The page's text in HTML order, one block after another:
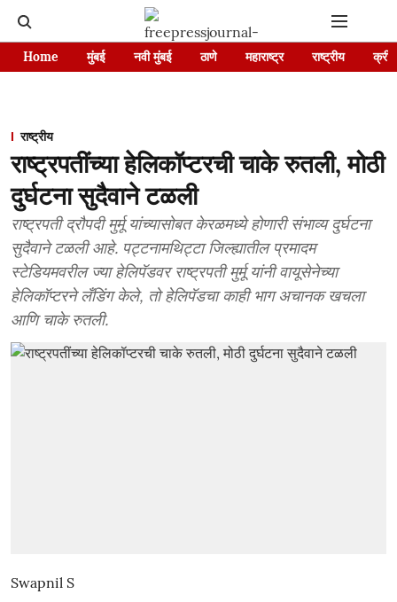
Home मुंबई नवी मुंबई ठाणे महाराष्ट्र राष्ट्रीय
राष्ट्रीय
राष्ट्रपतींच्या हेलिकॉप्टरची चाके रुतली, मोठी
दुर्घटना सुदैवाने टळली
राष्ट्रपती द्रौपदी मुर्मू यांच्यासोबत केरळमध्ये होणारी संभाव्य दुर्घटना
सुदैवाने टळली आहे. पट्टनामथिट्टा जिल्ह्यातील प्रमादम
स्टेडियमवरील ज्या हेलिपॅडवर राष्ट्रपती मुर्मू यांनी वायूसेनेच्या
हेलिकॉप्टरने लँडिंग केले, तो हेलिपॅडचा काही भाग अचानक खचला
आणि चाके रुतली.
Swapnil S